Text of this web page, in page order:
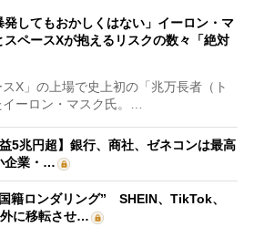
発してもおかしくはない」イーロン・マ
スペースXが抱えるリスクの数々「絶対
X」の上場で史上初の「兆万長者（ト
イーロン・マスク氏。…
5兆円超】銀行、商社、ゼネコンは最高
企業・…
籍ロンダリング” SHEIN、TikTok、
に移転させ…